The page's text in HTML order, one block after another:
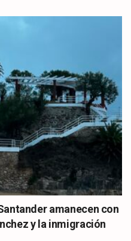
amanecen con
y la inmigración